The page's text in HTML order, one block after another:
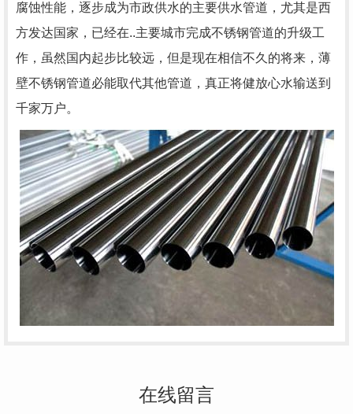
腐蚀性能，逐步成为市政供水的主要供水管道，尤其是西
方发达国家，已经在..主要城市完成不锈钢管道的升级工
作，虽然国内起步比较远，但是现在相信不久的将来，薄
壁不锈钢管道必能取代其他管道，真正将健放心水输送到
千家万户。
在线留言